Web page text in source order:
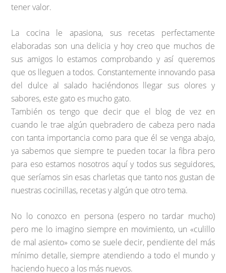
tener valor.
La cocina le apasiona, sus recetas perfectamente
elaboradas son una delicia y hoy creo que muchos de
sus amigos lo estamos comprobando y así queremos
que os lleguen a todos. Constantemente innovando pasa
del dulce al salado haciéndonos llegar sus olores y
sabores, este gato es mucho gato.
También os tengo que decir que el blog de vez en
cuando le trae algún quebradero de cabeza pero nada
con tanta importancia como para que él se venga abajo,
ya sabemos que siempre te pueden tocar la fibra pero
para eso estamos nosotros aquí y todos sus seguidores,
que seríamos sin esas charletas que tanto nos gustan de
nuestras cocinillas, recetas y algún que otro tema.
No lo conozco en persona (espero no tardar mucho)
pero me lo imagino siempre en movimiento, un «culillo
de mal asiento» como se suele decir, pendiente del más
mínimo detalle, siempre atendiendo a todo el mundo y
haciendo hueco a los más nuevos.